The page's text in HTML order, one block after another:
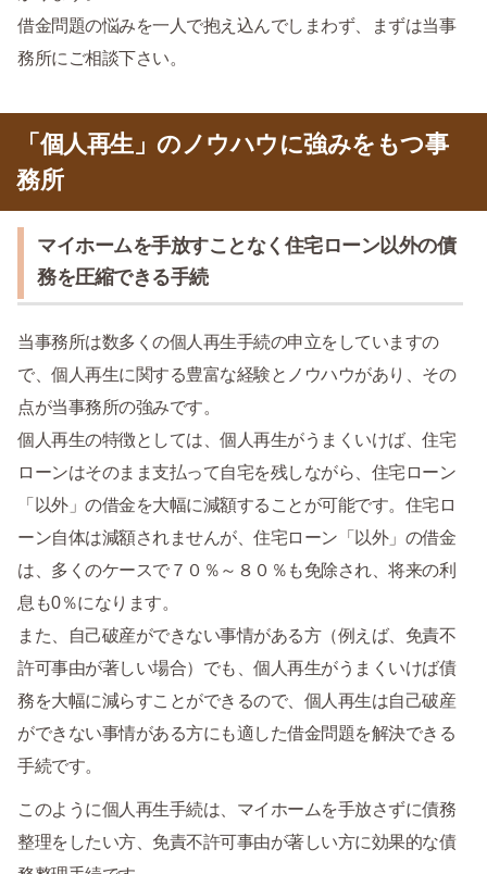
借金問題の悩みを一人で抱え込んでしまわず、まずは当事
務所にご相談下さい。
「個人再生」のノウハウに強みをもつ事
務所
マイホームを手放すことなく住宅ローン以外の債
務を圧縮できる手続
当事務所は数多くの個人再生手続の申立をしていますの
で、個人再生に関する豊富な経験とノウハウがあり、その
点が当事務所の強みです。
個人再生の特徴としては、個人再生がうまくいけば、住宅
ローンはそのまま支払って自宅を残しながら、住宅ローン
「以外」の借金を大幅に減額することが可能です。住宅ロ
ーン自体は減額されませんが、住宅ローン「以外」の借金
は、多くのケースで７０％～８０％も免除され、将来の利
息も0％になります。
また、自己破産ができない事情がある方（例えば、免責不
許可事由が著しい場合）でも、個人再生がうまくいけば債
務を大幅に減らすことができるので、個人再生は自己破産
ができない事情がある方にも適した借金問題を解決できる
手続です。
このように個人再生手続は、マイホームを手放さずに債務
整理をしたい方、免責不許可事由が著しい方に効果的な債